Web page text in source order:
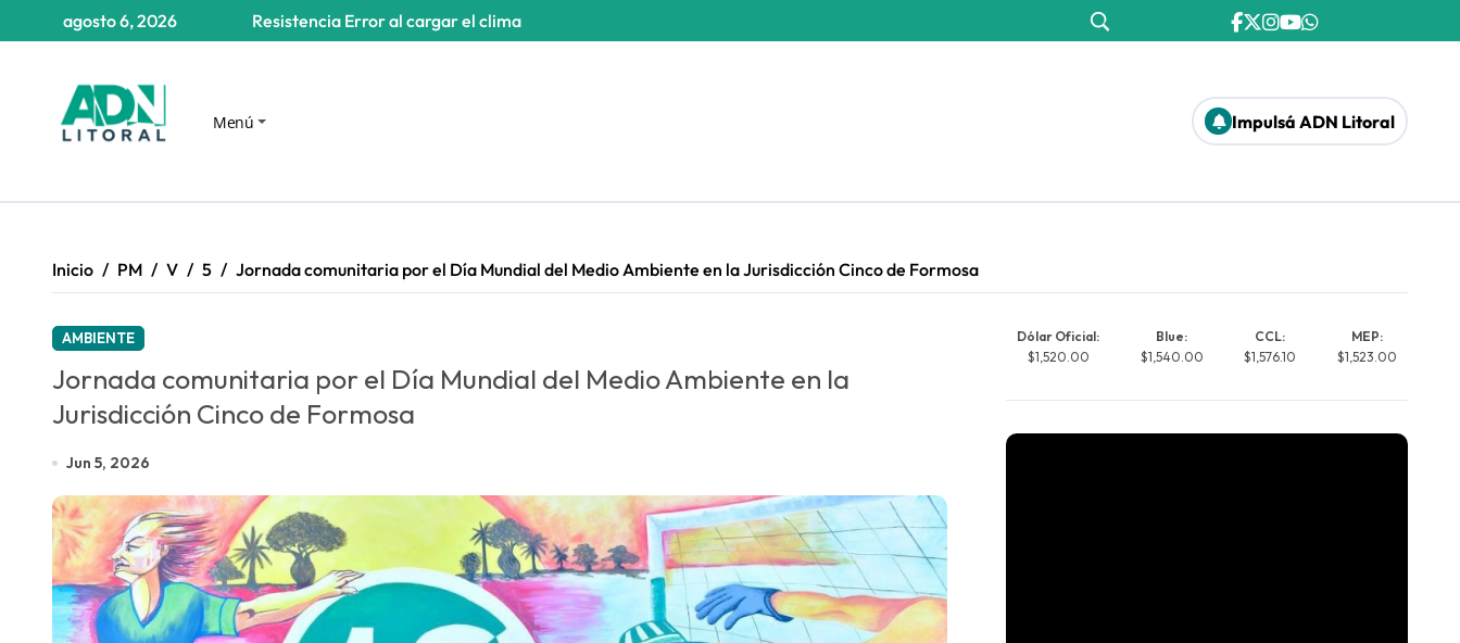
Resistencia Error al cargar el clima
agosto 6, 2026
Menú Impulsá ADN Litoral
Inicio PM V 5 Jornada comunitaria por el Día Mundial del Medio Ambiente en la Jurisdicción Cinco de Formosa
AMBIENTE
Jornada comunitaria por el Día Mundial del Medio Ambiente en la
Jurisdicción Cinco de Formosa
Jun 5, 2026
Dólar Oficial:
$1,520.00
Blue:
$1,540.00
CCL:
$1,576.10
MEP:
$1,523.00